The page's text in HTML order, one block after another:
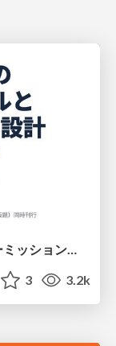
『生成AI時代のクレデンシャルとパーミッション設計 — Claude Code を起点に』の執筆企画
3 3.2k